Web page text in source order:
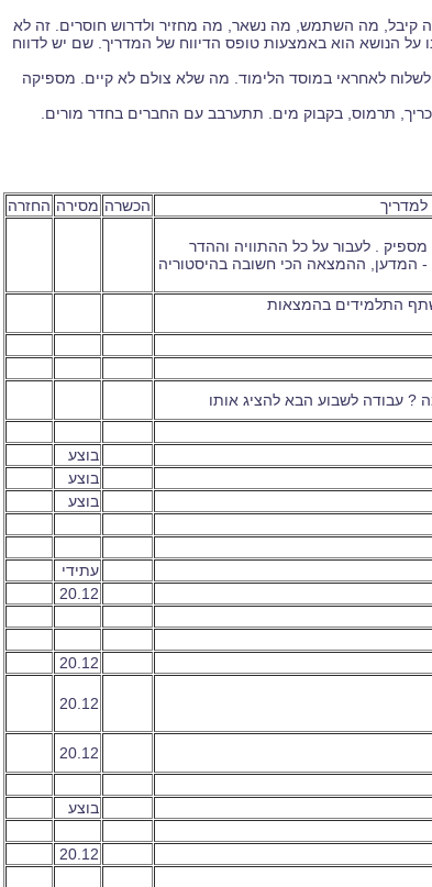
קיבל, מה השתמש, מה נשאר, מה מחזיר ולדרוש חוסרים. זה לא
הנושא הוא באמצעות טופס הדיווח של המדריך. שם יש לדווח
לאחראי במוסד הלימוד. מה שלא צולם לא קיים. מספיקה
תרמוס, בקבוק מים. תתערבב עם החברים בחדר מורים.
למדריך הכשרה מסירה החזרה
. לעבור על כל ההתוויה וההדר
המדען, ההמצאה הכי חשובה בהיסטוריה
התלמידים בהמצאות
עבודה לשבוע הבא להציג אותו
בוצע
בוצע
בוצע
עתידי
20.12
20.12
20.12
20.12
בוצע
20.12